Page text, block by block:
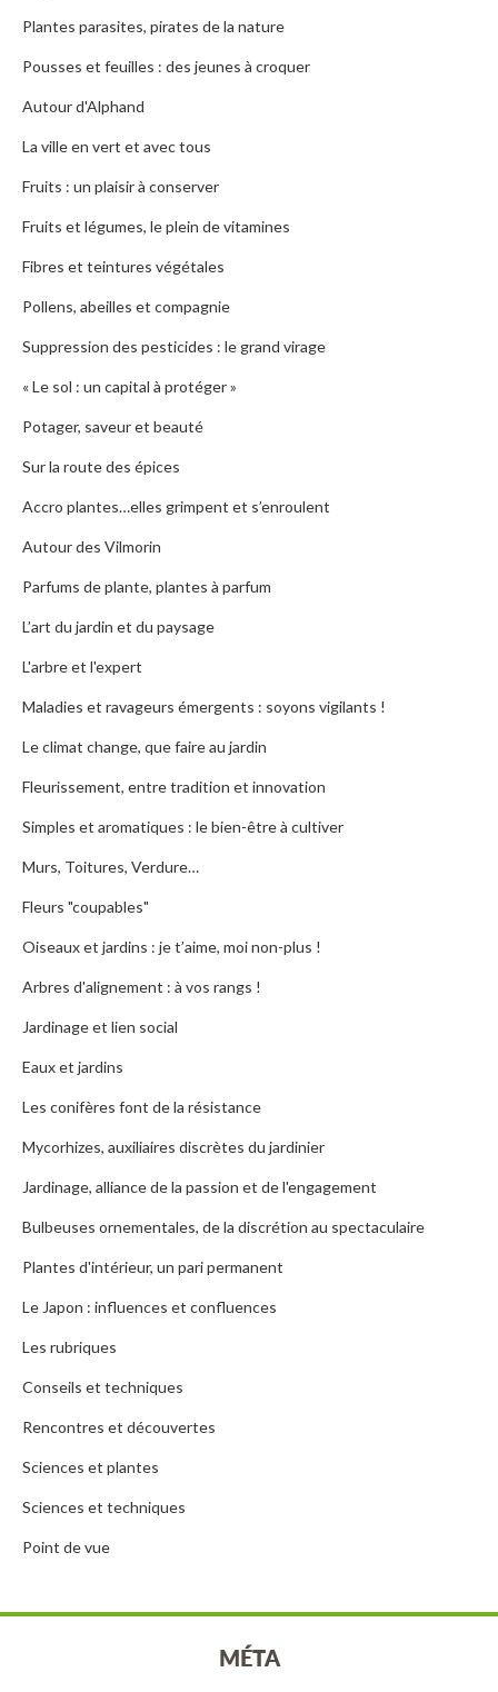
Plantes parasites, pirates de la nature
Pousses et feuilles : des jeunes à croquer
Autour d'Alphand
La ville en vert et avec tous
Fruits : un plaisir à conserver
Fruits et légumes, le plein de vitamines
Fibres et teintures végétales
Pollens, abeilles et compagnie
Suppression des pesticides : le grand virage
« Le sol : un capital à protéger »
Potager, saveur et beauté
Sur la route des épices
Accro plantes…elles grimpent et s’enroulent
Autour des Vilmorin
Parfums de plante, plantes à parfum
L’art du jardin et du paysage
L'arbre et l'expert
Maladies et ravageurs émergents : soyons vigilants !
Le climat change, que faire au jardin
Fleurissement, entre tradition et innovation
Simples et aromatiques : le bien-être à cultiver
Murs, Toitures, Verdure…
Fleurs "coupables"
Oiseaux et jardins : je t’aime, moi non-plus !
Arbres d'alignement : à vos rangs !
Jardinage et lien social
Eaux et jardins
Les conifères font de la résistance
Mycorhizes, auxiliaires discrètes du jardinier
Jardinage, alliance de la passion et de l'engagement
Bulbeuses ornementales, de la discrétion au spectaculaire
Plantes d'intérieur, un pari permanent
Le Japon : influences et confluences
Les rubriques
Conseils et techniques
Rencontres et découvertes
Sciences et plantes
Sciences et techniques
Point de vue
MÉTA